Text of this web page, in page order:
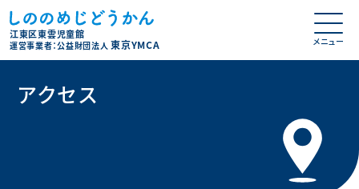
江東区東雲児童館
運営事業者：公益財団法人東京YMCA
アクセス